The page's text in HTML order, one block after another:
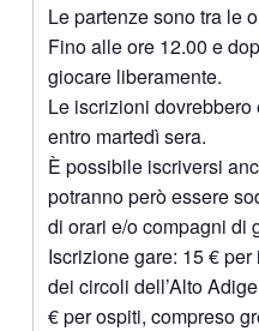
Le partenze sono tra le
Fino alle ore 12.00 e
giocare liberamente.
Le iscrizioni
entro martedì sera.
È possibile iscriversi
potranno però essere
di orari e/o compagni di
Iscrizione gare: 15 €
dei circoli dell’Alto
€ per ospiti, compreso